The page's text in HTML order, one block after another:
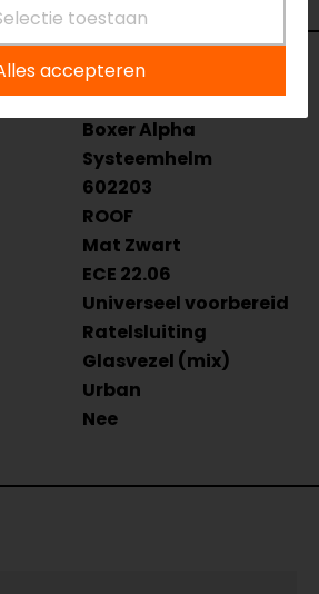
Boxer Alpha
Systeemhelm
602203
ROOF
Mat Zwart
ECE 22.06
Universeel voorbereid
Ratelsluiting
Glasvezel (mix)
Urban
Nee
toestaan
accepteren